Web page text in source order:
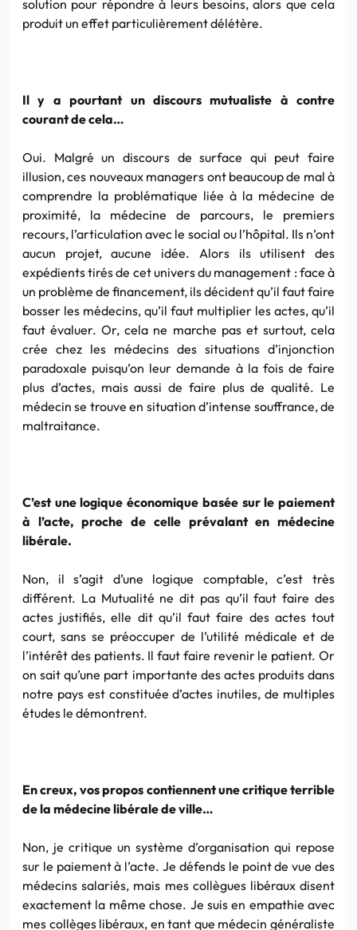
solution pour répondre à leurs besoins, alors que cela
produit un effet particulièrement délétère.
Il y a pourtant un discours mutualiste à contre
courant de cela…
Oui. Malgré un discours de surface qui peut faire
illusion, ces nouveaux managers ont beaucoup de mal à
comprendre la problématique liée à la médecine de
proximité, la médecine de parcours, le premiers
recours, l’articulation avec le social ou l’hôpital. Ils n’ont
aucun projet, aucune idée. Alors ils utilisent des
expédients tirés de cet univers du management : face à
un problème de financement, ils décident qu’il faut faire
bosser les médecins, qu’il faut multiplier les actes, qu’il
faut évaluer. Or, cela ne marche pas et surtout, cela
crée chez les médecins des situations d’injonction
paradoxale puisqu’on leur demande à la fois de faire
plus d’actes, mais aussi de faire plus de qualité. Le
médecin se trouve en situation d’intense souffrance, de
maltraitance.
C’est une logique économique basée sur le paiement
à l’acte, proche de celle prévalant en médecine
libérale.
Non, il s’agit d’une logique comptable, c’est très
différent. La Mutualité ne dit pas qu’il faut faire des
actes justifiés, elle dit qu’il faut faire des actes tout
court, sans se préoccuper de l’utilité médicale et de
l’intérêt des patients. Il faut faire revenir le patient. Or
on sait qu’une part importante des actes produits dans
notre pays est constituée d’actes inutiles, de multiples
études le démontrent.
En creux, vos propos contiennent une critique terrible
de la médecine libérale de ville…
Non, je critique un système d’organisation qui repose
sur le paiement à l’acte. Je défends le point de vue des
médecins salariés, mais mes collègues libéraux disent
exactement la même chose. Je suis en empathie avec
mes collèges libéraux, en tant que médecin généraliste